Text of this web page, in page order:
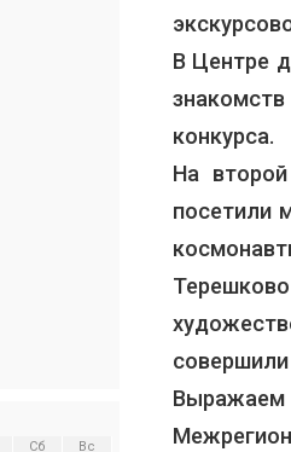
В Центре
конкурса.
На
посетили
Сб Вс